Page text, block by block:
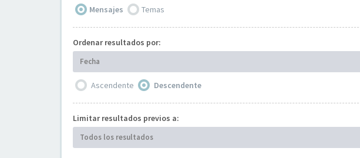
Mensajes
Temas
Ordenar resultados por:
Fecha
Ascendente Descendente
Limitar resultados previos a:
Todos los resultados